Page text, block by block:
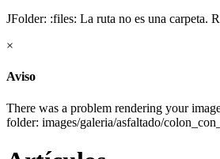
JFolder: :files: La ruta no es una carpeta.
×
Aviso
There was a problem rendering your
folder: images/galeria/asfaltado/